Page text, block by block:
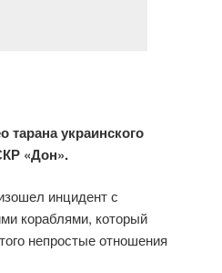
тарана украинского
«Дон».
инцидент с
кораблями, который
непростые отношения